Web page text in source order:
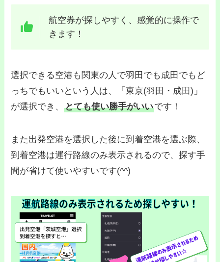
航空券が探しやすく、感覚的に操作で
きます！
選択できる空港も関東の人で羽田でも成田でもど
っちでもいいという人は、「東京(羽田・成田)」
が選択でき、とても使い勝手がいいです！
また出発空港を選択した後に到着空港を選ぶ際、
到着空港は運行路線のみ表示されるので、探す手
間が省けて使いやすいです(^^)